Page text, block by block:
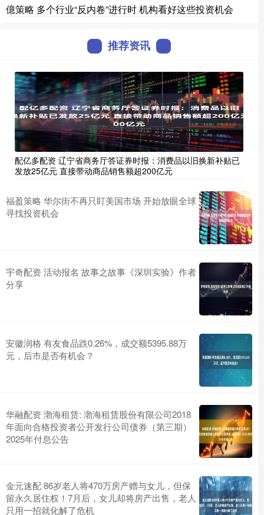
億策略 多个行业“反内卷”进行时 机构看好这些投资机会
推荐资讯
配亿多配资 辽宁省商务厅答证券时报：消费品以旧换新补贴已
发放25亿元 直接带动商品销售额超200亿元
福盈策略 华尔街不再只盯美国市场 开始放眼全球
寻找投资机会
宇奇配资 活动报名 故事之故事《深圳实验》作者
分享
安徽润格 有友食品跌0.26%，成交额5395.88万
元，后市是否有机会？
华融配资 渤海租赁: 渤海租赁股份有限公司2018
年面向合格投资者公开发行公司债券（第三期）
2025年付息公告
金元速配 86岁老人将470万房产赠与女儿，但保
留永久居住权！7月后，女儿却将房产出售，老人
只用一招就化解了危机